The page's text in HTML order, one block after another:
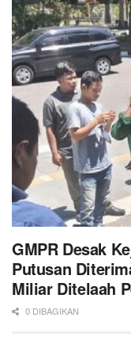
GMPR Desak
Putusan
Miliar Ditelaah
0 DIBAGIKAN